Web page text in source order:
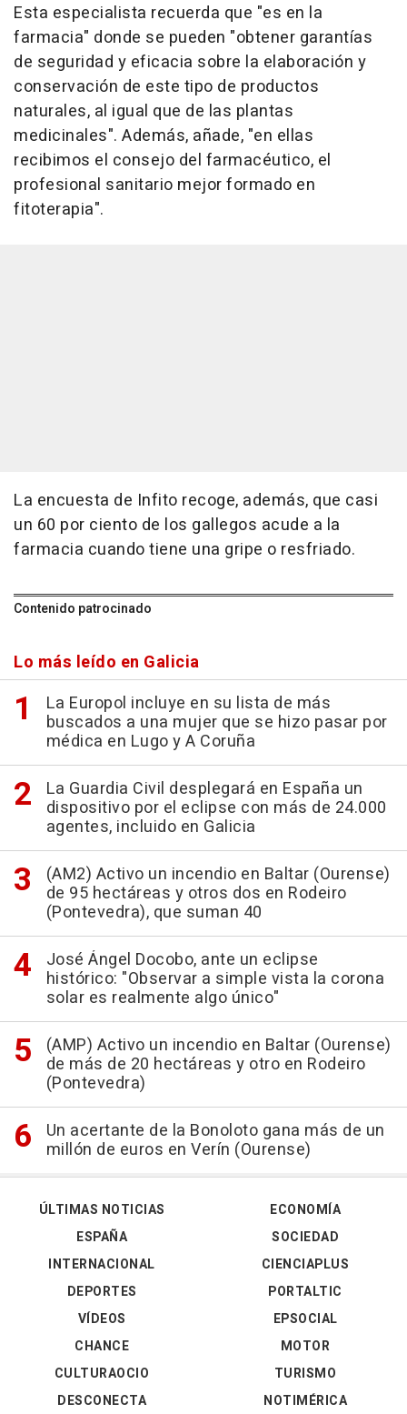
Esta especialista recuerda que "es en la
farmacia" donde se pueden "obtener garantías
de seguridad y eficacia sobre la elaboración y
conservación de este tipo de productos
naturales, al igual que de las plantas
medicinales". Además, añade, "en ellas
recibimos el consejo del farmacéutico, el
profesional sanitario mejor formado en
fitoterapia".
La encuesta de Infito recoge, además, que casi
un 60 por ciento de los gallegos acude a la
farmacia cuando tiene una gripe o resfriado.
Contenido patrocinado
Lo más leído en Galicia
La Europol incluye en su lista de más
buscados a una mujer que se hizo pasar por
médica en Lugo y A Coruña
La Guardia Civil desplegará en España un
dispositivo por el eclipse con más de 24.000
agentes, incluido en Galicia
(AM2) Activo un incendio en Baltar (Ourense)
de 95 hectáreas y otros dos en Rodeiro
(Pontevedra), que suman 40
José Ángel Docobo, ante un eclipse
histórico: "Observar a simple vista la corona
solar es realmente algo único"
(AMP) Activo un incendio en Baltar (Ourense)
de más de 20 hectáreas y otro en Rodeiro
(Pontevedra)
Un acertante de la Bonoloto gana más de un
millón de euros en Verín (Ourense)
ÚLTIMAS NOTICIAS
ESPAÑA
INTERNACIONAL
DEPORTES
VÍDEOS
ECONOMÍA
SOCIEDAD
CIENCIAPLUS
PORTALTIC
EPSOCIAL
CHANCE
CULTURAOCIO
DESCONECTA
MOTOR
TURISMO
NOTIMÉRICA